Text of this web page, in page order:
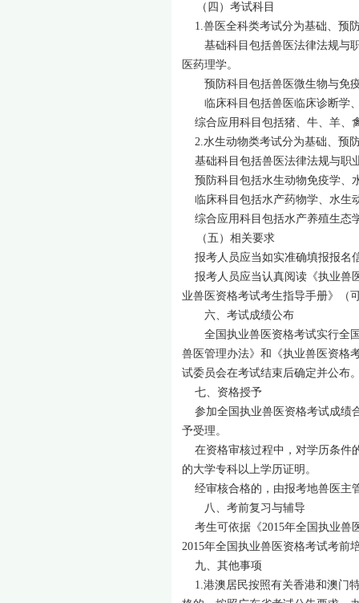
（四）考试科目
1.兽医全科类考试分为基础、预
基础科目包括兽医法律法规与职
医药理学。
预防科目包括兽医微生物与免疫
临床科目包括兽医临床诊断学、
综合应用科目包括猪、牛、羊、
2.水生动物类考试分为基础、预
基础科目包括兽医法律法规与职
预防科目包括水生动物免疫学、
临床科目包括水产药物学、水生
综合应用科目包括水产养殖生态
（五）相关要求
报考人员应当如实准确填报报名
报考人员应当认真阅读《执业兽
业兽医资格考试考生指导手册》（
六、考试成绩公布
全国执业兽医资格考试实行全国
兽医管理办法》和《执业兽医资格
试委员会在考试结束后确定并公布
七、资格授予
参加全国执业兽医资格考试成绩
予受理。
在资格审核过程中，对学历条件
的大学专科以上学历证明。
经审核合格的，由报考地兽医主
八、考前复习与辅导
考生可依据《2015年全国执业兽
2015年全国执业兽医资格考试考前
九、其他事项
1.港澳居民按照有关香港和澳门